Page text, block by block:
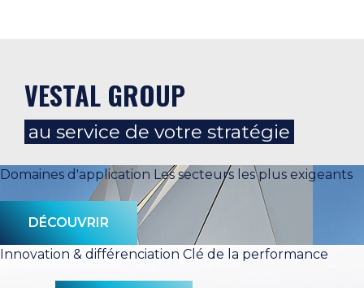
VESTAL GROUP
au service de votre stratégie
Domaines d'application Les secteurs les plus exigeants
DÉCOUVRIR
Innovation & différenciation Clé de la performance